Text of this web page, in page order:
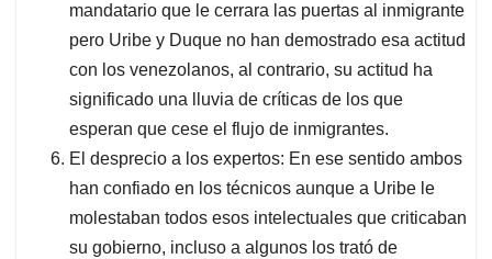
mandatario que le cerrara las puertas al inmigrante
pero Uribe y Duque no han demostrado esa actitud
con los venezolanos, al contrario, su actitud ha
significado una lluvia de críticas de los que
esperan que cese el flujo de inmigrantes.
El desprecio a los expertos: En ese sentido ambos
han confiado en los técnicos aunque a Uribe le
molestaban todos esos intelectuales que criticaban
su gobierno, incluso a algunos los trató de